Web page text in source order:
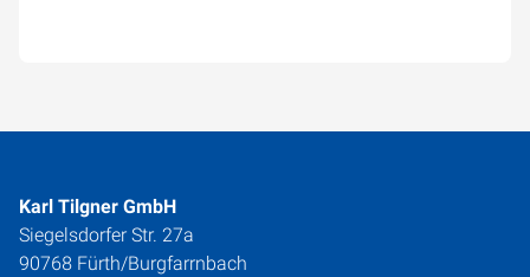
Karl Tilgner GmbH
Siegelsdorfer Str. 27a
90768 Fürth/Burgfarrnbach